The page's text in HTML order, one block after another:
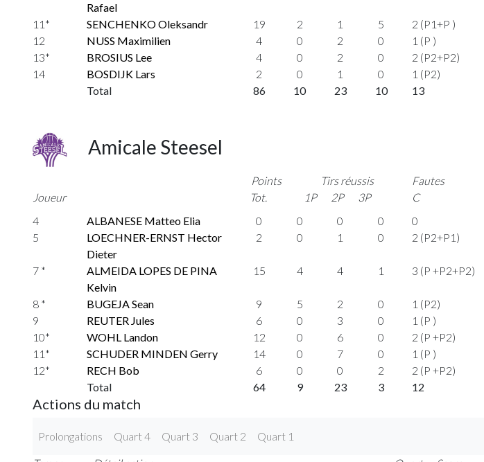
Rafael
11* SENCHENKO Oleksandr 19 2 1 5
2 (P1+P )
12
NUSS Maximilien 4 0 2 0
1 (P )
13*
BROSIUS Lee 4 0 2 0
2 (P2+P2)
14
BOSDIJK Lars 2 0 1 0
1 (P2)
Total
86 10 23 10 13
Amicale Steesel
Joueur
Points
Tot.
Tirs réussis
1P
2P 3P
Fautes
C
4
ALBANESE Matteo Elia 0 0 0 0
0
5
LOECHNER-ERNST Hector
Dieter
2 0 1 0 2 (P2+P1)
7 *
ALMEIDA LOPES DE PINA
Kelvin
15 4 4 1 3 (P +P2+P2)
8 * BUGEJA Sean 9 5 2 0
1 (P2)
9
REUTER Jules 6 0 3 0
1 (P )
10*
WOHL Landon 12 0 6 0
2 (P +P2)
11*
SCHUDER MINDEN Gerry 14 0 7 0
1 (P )
12*
RECH Bob 6 0 0 2
2 (P +P2)
Total
64 9 23 3 12
Actions du match
Prolongations Quart 4 Quart 3 Quart 2 Quart 1